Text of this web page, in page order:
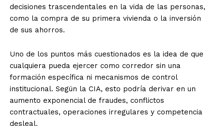
decisiones trascendentales en la vida de las personas,
como la compra de su primera vivienda o la inversión
de sus ahorros.
Uno de los puntos más cuestionados es la idea de que
cualquiera pueda ejercer como corredor sin una
formación específica ni mecanismos de control
institucional. Según la CIA, esto podría derivar en un
aumento exponencial de fraudes, conflictos
contractuales, operaciones irregulares y competencia
desleal.